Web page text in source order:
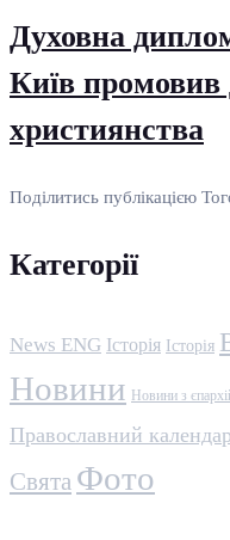
Духовна
Київ промовив
християнства
Поділитись публікацією
Категорії
News ENG Історія Історія
Новини Новини з
Православний календар
Свята Фото